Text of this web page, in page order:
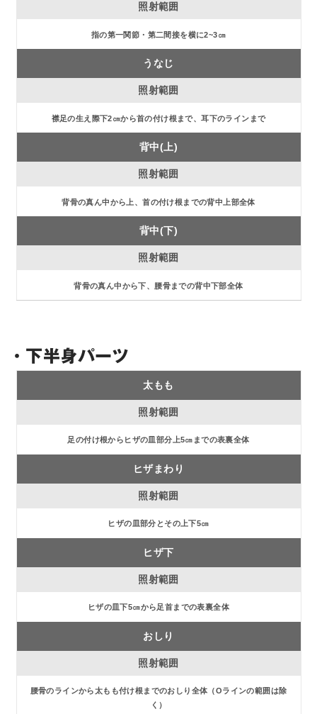
指の第一関節・第二間接を横に2~3㎝
うなじ
襟足の生え際下2㎝から首の付け根まで、耳下のラインまで
背中(上)
背骨の真ん中から上、首の付け根までの背中上部全体
背中(下)
背骨の真ん中から下、腰骨までの背中下部全体
・下半身パーツ
太もも
足の付け根からヒザの皿部分上5㎝までの表裏全体
ヒザまわり
ヒザの皿部分とその上下5㎝
ヒザ下
ヒザの皿下5㎝から足首までの表裏全体
おしり
腰骨のラインから太もも付け根までのおしり全体（Oラインの範囲は除
く）